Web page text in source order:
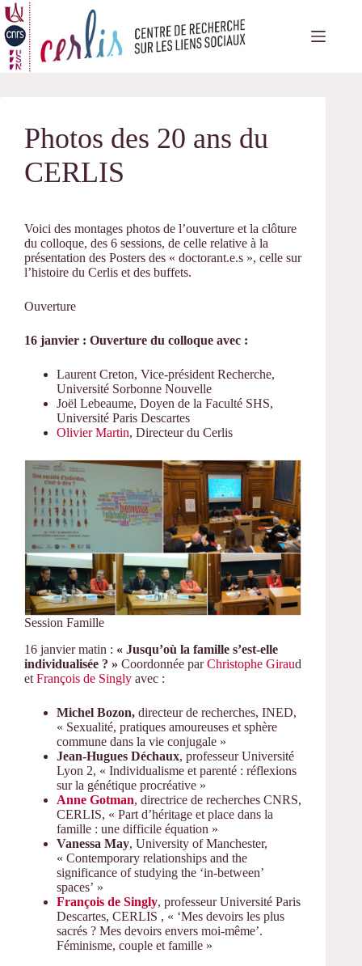
Passer
au
contenu
Photos des 20 ans du
CERLIS
Voici des montages photos de l’ouverture et la clôture
du colloque, des 6 sessions, de celle relative à la
présentation des Posters des « doctorant.e.s », celle sur
l’histoire du Cerlis et des buffets.
Ouverture
16 janvier : Ouverture du colloque avec :
Laurent Creton, Vice-président Recherche,
Université Sorbonne Nouvelle
Joël Lebeaume, Doyen de la Faculté SHS,
Université Paris Descartes
Olivier Martin, Directeur du Cerlis
Session Famille
16 janvier matin : « Jusqu’où la famille s’est-elle
individualisée ? » Coordonnée parChristophe Giraud
et François de Singly avec :
Michel Bozon, directeur de recherches, INED,
« Sexualité, pratiques amoureuses et sphère
commune dans la vie conjugale »
Jean-Hugues Déchaux, professeur Université
Lyon 2, « Individualisme et parenté : réflexions
sur la génétique procréative »
Anne Gotman, directrice de recherches CNRS,
CERLIS, « Part d’héritage et place dans la
famille : une difficile équation »
Vanessa May, University of Manchester,
« Contemporary relationships and the
significance of studying the ‘in-between’
spaces’ »
François de Singly, professeur Université Paris
Descartes, CERLIS , « ‘Mes devoirs les plus
sacrés ? Mes devoirs envers moi-même’.
Féminisme, couple et famille »